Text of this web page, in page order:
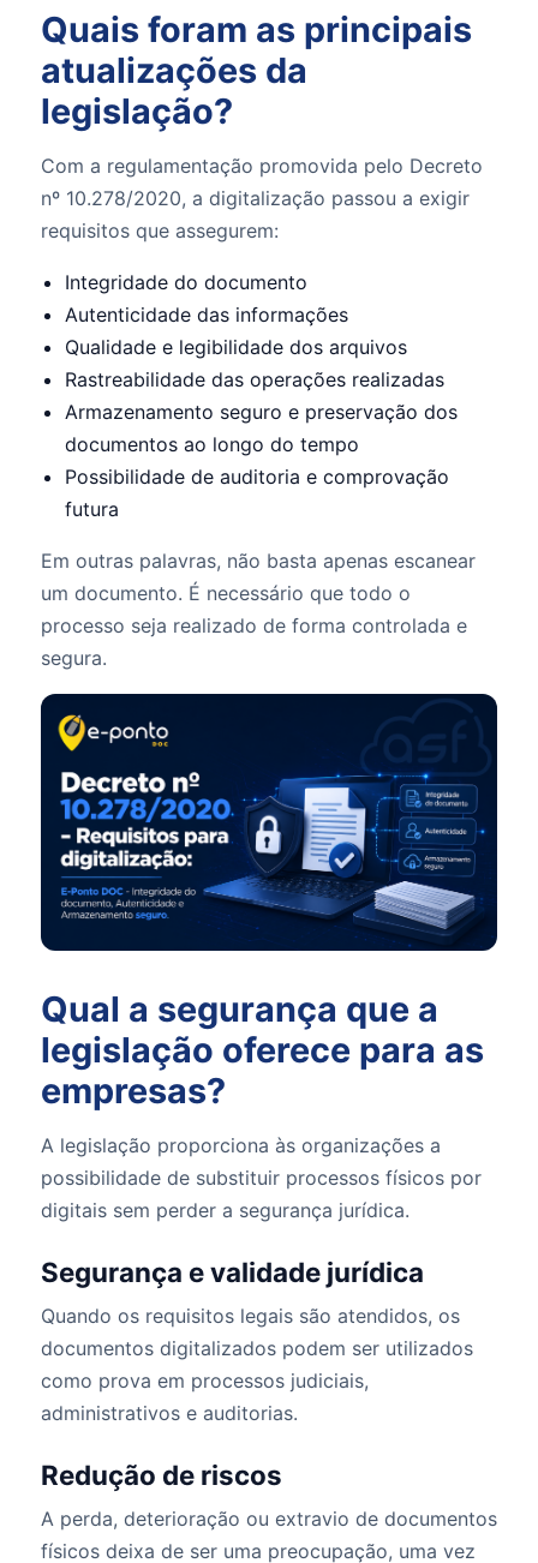
Quais foram as principais
atualizações da
legislação?
Com a regulamentação promovida pelo Decreto
nº 10.278/2020, a digitalização passou a exigir
requisitos que assegurem:
Integridade do documento
Autenticidade das informações
Qualidade e legibilidade dos arquivos
Rastreabilidade das operações realizadas
Armazenamento seguro e preservação dos
documentos ao longo do tempo
Possibilidade de auditoria e comprovação
futura
Em outras palavras, não basta apenas escanear
um documento. É necessário que todo o
processo seja realizado de forma controlada e
segura.
Qual a segurança que a
legislação oferece para as
empresas?
A legislação proporciona às organizações a
possibilidade de substituir processos físicos por
digitais sem perder a segurança jurídica.
Segurança e validade jurídica
Quando os requisitos legais são atendidos, os
documentos digitalizados podem ser utilizados
como prova em processos judiciais,
administrativos e auditorias.
Redução de riscos
A perda, deterioração ou extravio de documentos
físicos deixa de ser uma preocupação, uma vez